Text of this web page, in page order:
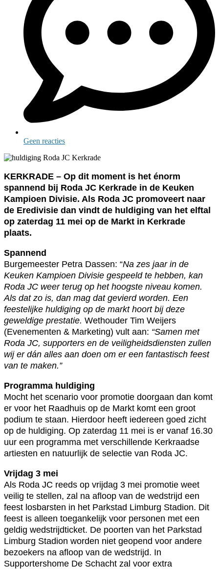
Geen reacties
KERKRADE – Op dit moment is het énorm
spannend bij Roda JC Kerkrade in de Keuken
Kampioen Divisie. Als Roda JC promoveert naar
de Eredivisie dan vindt de huldiging van het elftal
op zaterdag 11 mei op de Markt in Kerkrade
plaats.
Spannend
Burgemeester Petra Dassen: “Na zes jaar in de
Keuken Kampioen Divisie gespeeld te hebben, kan
Roda JC weer terug op het hoogste niveau komen.
Als dat zo is, dan mag dat gevierd worden. Een
feestelijke huldiging op de markt hoort bij deze
geweldige prestatie. Wethouder Tim Weijers
(Evenementen & Marketing) vult aan: “Samen met
Roda JC, supporters en de veiligheidsdiensten zullen
wij er dán alles aan doen om er een fantastisch feest
van te maken.”
Programma huldiging
Mocht het scenario voor promotie doorgaan dan komt
er voor het Raadhuis op de Markt komt een groot
podium te staan. Hierdoor heeft iedereen goed zicht
op de huldiging. Op zaterdag 11 mei is er vanaf 16.30
uur een programma met verschillende Kerkraadse
artiesten en natuurlijk de selectie van Roda JC.
Vrijdag 3 mei
Als Roda JC reeds op vrijdag 3 mei promotie weet
veilig te stellen, zal na afloop van de wedstrijd een
feest losbarsten in het Parkstad Limburg Stadion. Dit
feest is alleen toegankelijk voor personen met een
geldig wedstrijdticket. De poorten van het Parkstad
Limburg Stadion worden niet geopend voor andere
bezoekers na afloop van de wedstrijd. In
Supportershome De Schacht zal voor extra